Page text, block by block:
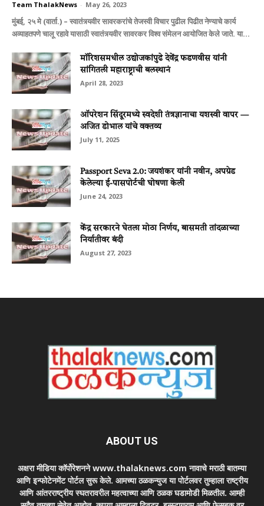
Team ThalakNews - May 26, 2023
मुंबई, २५ मे (वार्ता.) – स्वातंत्र्यवीर सावरकरांचे तेजस्वी विचार पुढील पिढीत नेण्याचे कार्य
अव्याहतपणे चालू रहावे यासाठी स्वातंत्र्यवीर सावरकर विश्व संमेलन आयोजित केले जाते. या...
मॉरिशसमधील उद्योजकांपुढे देवेंद्र फडणवीस यांनी
सांगितली महाराष्ट्राची बलस्थानं
April 28, 2023
ऑपरेशन सिंदूरमध्ये स्वदेशी तंत्रज्ञानाचा यशस्वी वापर —
अजित डोभाल यांचे वक्तव्य
July 11, 2025
Passport Seva 2.0: जयशंकर यांनी नवीन, अपग्रेड
केलेल्या ई-पासपोर्टची घोषणा केली
June 24, 2023
केंद्र सरकारने घेतला मोठा निर्णय, बासमती तांदळाच्या
निर्यातीवर बंदी
August 27, 2023
ABOUT US
अक्षरा मीडिया कॉर्पोरेशनने www.thalaknews.com नावाचे मराठी बातम्या
आणि इन्फोटेनमेंट पोर्टल सुरू केले. आमच्या ठळकन्युज या पोर्टलवर तुम्हाला राष्ट्रीय
आणि आंतरराष्ट्रीय स्घतरावरील महत्वाच्या आणि ठळक घडामोडी मिळतील. आम्ही